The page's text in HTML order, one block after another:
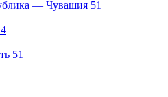
— Чувашия 51
4
51